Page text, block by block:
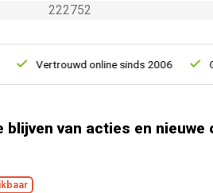
222752
Vertrouwd online sinds 2006
blijven van acties en nieuwe